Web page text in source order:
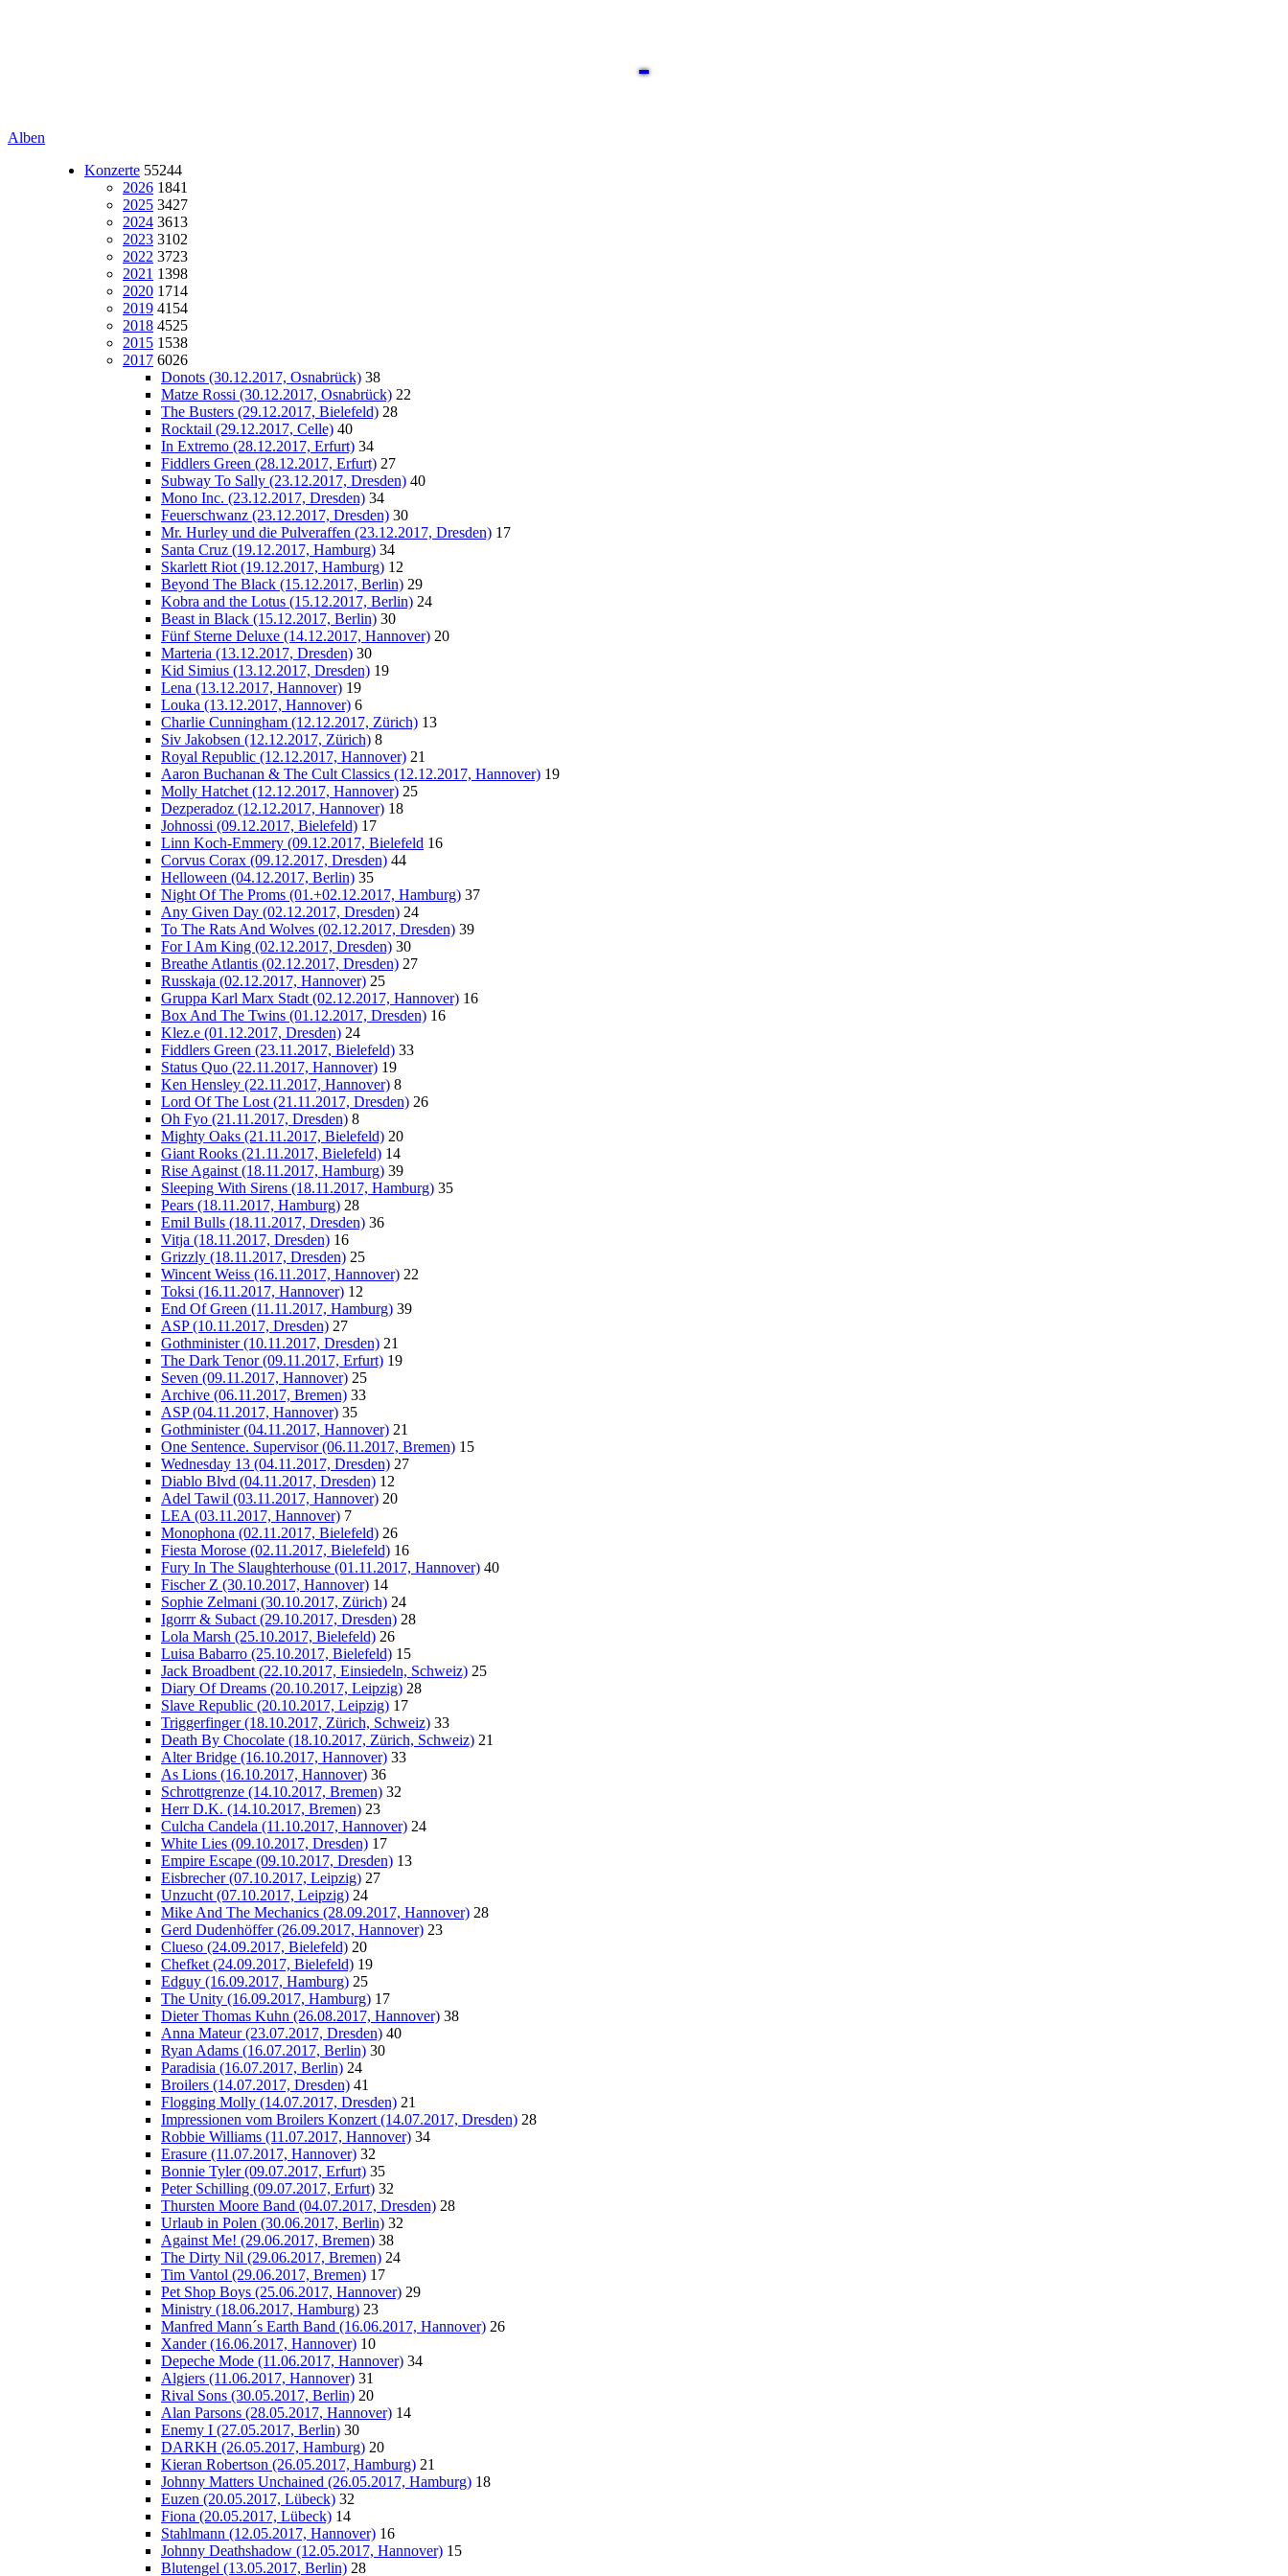
Alben
Konzerte 55244
2026 1841
2025 3427
2024 3613
2023 3102
2022 3723
2021 1398
2020 1714
2019 4154
2018 4525
2015 1538
2017 6026
Donots (30.12.2017, Osnabrück) 38
Matze Rossi (30.12.2017, Osnabrück) 22
The Busters (29.12.2017, Bielefeld) 28
Rocktail (29.12.2017, Celle) 40
In Extremo (28.12.2017, Erfurt) 34
Fiddlers Green (28.12.2017, Erfurt) 27
Subway To Sally (23.12.2017, Dresden) 40
Mono Inc. (23.12.2017, Dresden) 34
Feuerschwanz (23.12.2017, Dresden) 30
Mr. Hurley und die Pulveraffen (23.12.2017, Dresden) 17
Santa Cruz (19.12.2017, Hamburg) 34
Skarlett Riot (19.12.2017, Hamburg) 12
Beyond The Black (15.12.2017, Berlin) 29
Kobra and the Lotus (15.12.2017, Berlin) 24
Beast in Black (15.12.2017, Berlin) 30
Fünf Sterne Deluxe (14.12.2017, Hannover) 20
Marteria (13.12.2017, Dresden) 30
Kid Simius (13.12.2017, Dresden) 19
Lena (13.12.2017, Hannover) 19
Louka (13.12.2017, Hannover) 6
Charlie Cunningham (12.12.2017, Zürich) 13
Siv Jakobsen (12.12.2017, Zürich) 8
Royal Republic (12.12.2017, Hannover) 21
Aaron Buchanan & The Cult Classics (12.12.2017, Hannover) 19
Molly Hatchet (12.12.2017, Hannover) 25
Dezperadoz (12.12.2017, Hannover) 18
Johnossi (09.12.2017, Bielefeld) 17
Linn Koch-Emmery (09.12.2017, Bielefeld 16
Corvus Corax (09.12.2017, Dresden) 44
Helloween (04.12.2017, Berlin) 35
Night Of The Proms (01.+02.12.2017, Hamburg) 37
Any Given Day (02.12.2017, Dresden) 24
To The Rats And Wolves (02.12.2017, Dresden) 39
For I Am King (02.12.2017, Dresden) 30
Breathe Atlantis (02.12.2017, Dresden) 27
Russkaja (02.12.2017, Hannover) 25
Gruppa Karl Marx Stadt (02.12.2017, Hannover) 16
Box And The Twins (01.12.2017, Dresden) 16
Klez.e (01.12.2017, Dresden) 24
Fiddlers Green (23.11.2017, Bielefeld) 33
Status Quo (22.11.2017, Hannover) 19
Ken Hensley (22.11.2017, Hannover) 8
Lord Of The Lost (21.11.2017, Dresden) 26
Oh Fyo (21.11.2017, Dresden) 8
Mighty Oaks (21.11.2017, Bielefeld) 20
Giant Rooks (21.11.2017, Bielefeld) 14
Rise Against (18.11.2017, Hamburg) 39
Sleeping With Sirens (18.11.2017, Hamburg) 35
Pears (18.11.2017, Hamburg) 28
Emil Bulls (18.11.2017, Dresden) 36
Vitja (18.11.2017, Dresden) 16
Grizzly (18.11.2017, Dresden) 25
Wincent Weiss (16.11.2017, Hannover) 22
Toksi (16.11.2017, Hannover) 12
End Of Green (11.11.2017, Hamburg) 39
ASP (10.11.2017, Dresden) 27
Gothminister (10.11.2017, Dresden) 21
The Dark Tenor (09.11.2017, Erfurt) 19
Seven (09.11.2017, Hannover) 25
Archive (06.11.2017, Bremen) 33
ASP (04.11.2017, Hannover) 35
Gothminister (04.11.2017, Hannover) 21
One Sentence. Supervisor (06.11.2017, Bremen) 15
Wednesday 13 (04.11.2017, Dresden) 27
Diablo Blvd (04.11.2017, Dresden) 12
Adel Tawil (03.11.2017, Hannover) 20
LEA (03.11.2017, Hannover) 7
Monophona (02.11.2017, Bielefeld) 26
Fiesta Morose (02.11.2017, Bielefeld) 16
Fury In The Slaughterhouse (01.11.2017, Hannover) 40
Fischer Z (30.10.2017, Hannover) 14
Sophie Zelmani (30.10.2017, Zürich) 24
Igorrr & Subact (29.10.2017, Dresden) 28
Lola Marsh (25.10.2017, Bielefeld) 26
Luisa Babarro (25.10.2017, Bielefeld) 15
Jack Broadbent (22.10.2017, Einsiedeln, Schweiz) 25
Diary Of Dreams (20.10.2017, Leipzig) 28
Slave Republic (20.10.2017, Leipzig) 17
Triggerfinger (18.10.2017, Zürich, Schweiz) 33
Death By Chocolate (18.10.2017, Zürich, Schweiz) 21
Alter Bridge (16.10.2017, Hannover) 33
As Lions (16.10.2017, Hannover) 36
Schrottgrenze (14.10.2017, Bremen) 32
Herr D.K. (14.10.2017, Bremen) 23
Culcha Candela (11.10.2017, Hannover) 24
White Lies (09.10.2017, Dresden) 17
Empire Escape (09.10.2017, Dresden) 13
Eisbrecher (07.10.2017, Leipzig) 27
Unzucht (07.10.2017, Leipzig) 24
Mike And The Mechanics (28.09.2017, Hannover) 28
Gerd Dudenhöffer (26.09.2017, Hannover) 23
Clueso (24.09.2017, Bielefeld) 20
Chefket (24.09.2017, Bielefeld) 19
Edguy (16.09.2017, Hamburg) 25
The Unity (16.09.2017, Hamburg) 17
Dieter Thomas Kuhn (26.08.2017, Hannover) 38
Anna Mateur (23.07.2017, Dresden) 40
Ryan Adams (16.07.2017, Berlin) 30
Paradisia (16.07.2017, Berlin) 24
Broilers (14.07.2017, Dresden) 41
Flogging Molly (14.07.2017, Dresden) 21
Impressionen vom Broilers Konzert (14.07.2017, Dresden) 28
Robbie Williams (11.07.2017, Hannover) 34
Erasure (11.07.2017, Hannover) 32
Bonnie Tyler (09.07.2017, Erfurt) 35
Peter Schilling (09.07.2017, Erfurt) 32
Thursten Moore Band (04.07.2017, Dresden) 28
Urlaub in Polen (30.06.2017, Berlin) 32
Against Me! (29.06.2017, Bremen) 38
The Dirty Nil (29.06.2017, Bremen) 24
Tim Vantol (29.06.2017, Bremen) 17
Pet Shop Boys (25.06.2017, Hannover) 29
Ministry (18.06.2017, Hamburg) 23
Manfred Mann´s Earth Band (16.06.2017, Hannover) 26
Xander (16.06.2017, Hannover) 10
Depeche Mode (11.06.2017, Hannover) 34
Algiers (11.06.2017, Hannover) 31
Rival Sons (30.05.2017, Berlin) 20
Alan Parsons (28.05.2017, Hannover) 14
Enemy I (27.05.2017, Berlin) 30
DARKH (26.05.2017, Hamburg) 20
Kieran Robertson (26.05.2017, Hamburg) 21
Johnny Matters Unchained (26.05.2017, Hamburg) 18
Euzen (20.05.2017, Lübeck) 32
Fiona (20.05.2017, Lübeck) 14
Stahlmann (12.05.2017, Hannover) 16
Johnny Deathshadow (12.05.2017, Hannover) 15
Blutengel (13.05.2017, Berlin) 28